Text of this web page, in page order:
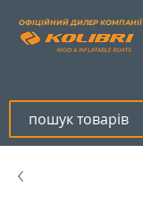
ОФІЦІЙНИЙ ДИЛЕР КОМПАНІЇ